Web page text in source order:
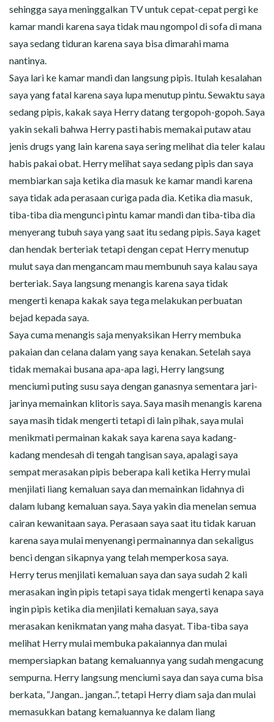
sehingga saya meninggalkan TV untuk cepat-cepat pergi ke
kamar mandi karena saya tidak mau ngompol di sofa di mana
saya sedang tiduran karena saya bisa dimarahi mama
nantinya.
Saya lari ke kamar mandi dan langsung pipis. Itulah kesalahan
saya yang fatal karena saya lupa menutup pintu. Sewaktu saya
sedang pipis, kakak saya Herry datang tergopoh-gopoh. Saya
yakin sekali bahwa Herry pasti habis memakai putaw atau
jenis drugs yang lain karena saya sering melihat dia teler kalau
habis pakai obat. Herry melihat saya sedang pipis dan saya
membiarkan saja ketika dia masuk ke kamar mandi karena
saya tidak ada perasaan curiga pada dia. Ketika dia masuk,
tiba-tiba dia mengunci pintu kamar mandi dan tiba-tiba dia
menyerang tubuh saya yang saat itu sedang pipis. Saya kaget
dan hendak berteriak tetapi dengan cepat Herry menutup
mulut saya dan mengancam mau membunuh saya kalau saya
berteriak. Saya langsung menangis karena saya tidak
mengerti kenapa kakak saya tega melakukan perbuatan
bejad kepada saya.
Saya cuma menangis saja menyaksikan Herry membuka
pakaian dan celana dalam yang saya kenakan. Setelah saya
tidak memakai busana apa-apa lagi, Herry langsung
menciumi puting susu saya dengan ganasnya sementara jari-
jarinya memainkan klitoris saya. Saya masih menangis karena
saya masih tidak mengerti tetapi di lain pihak, saya mulai
menikmati permainan kakak saya karena saya kadang-
kadang mendesah di tengah tangisan saya, apalagi saya
sempat merasakan pipis beberapa kali ketika Herry mulai
menjilati liang kemaluan saya dan memainkan lidahnya di
dalam lubang kemaluan saya. Saya yakin dia menelan semua
cairan kewanitaan saya. Perasaan saya saat itu tidak karuan
karena saya mulai menyenangi permainannya dan sekaligus
benci dengan sikapnya yang telah memperkosa saya.
Herry terus menjilati kemaluan saya dan saya sudah 2 kali
merasakan ingin pipis tetapi saya tidak mengerti kenapa saya
ingin pipis ketika dia menjilati kemaluan saya, saya
merasakan kenikmatan yang maha dasyat. Tiba-tiba saya
melihat Herry mulai membuka pakaiannya dan mulai
mempersiapkan batang kemaluannya yang sudah mengacung
sempurna. Herry langsung menciumi saya dan saya cuma bisa
berkata, “Jangan.. jangan..”, tetapi Herry diam saja dan mulai
memasukkan batang kemaluannya ke dalam liang